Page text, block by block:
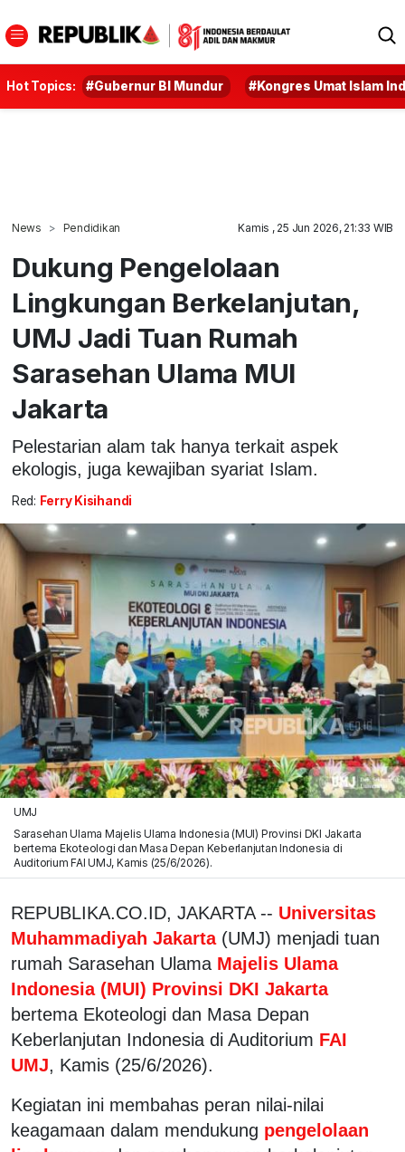
Hot Topics: #Gubernur BI Mundur #Kongres Umat Islam
News Pendidikan Kamis , 25 Jun 2026, 21:33 WIB
Dukung Pengelolaan
Lingkungan Berkelanjutan,
UMJ Jadi Tuan Rumah
Sarasehan Ulama MUI
Jakarta
Pelestarian alam tak hanya terkait aspek
ekologis, juga kewajiban syariat Islam.
Red: Ferry Kisihandi
UMJ
Sarasehan Ulama Majelis Ulama Indonesia (MUI) Provinsi DKI Jakarta
bertema Ekoteologi dan Masa Depan Keberlanjutan Indonesia di
Auditorium FAI UMJ, Kamis (25/6/2026).
REPUBLIKA.CO.ID, JAKARTA -- Universitas
Muhammadiyah Jakarta(UMJ) menjadi tuan
rumah Sarasehan Ulama Majelis Ulama
Indonesia (MUI) Provinsi DKI Jakarta
bertema Ekoteologi dan Masa Depan
Keberlanjutan Indonesia di Auditorium FAI
UMJ, Kamis (25/6/2026).
Kegiatan ini membahas peran nilai-nilai
keagamaan dalam mendukung pengelolaan